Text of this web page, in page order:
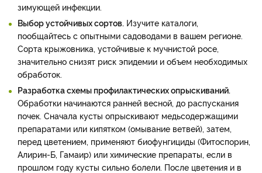
зимующей инфекции.
Выбор устойчивых сортов. Изучите каталоги,
пообщайтесь с опытными садоводами в вашем регионе.
Сорта крыжовника, устойчивые к мучнистой росе,
значительно снизят риск эпидемии и объем необходимых
обработок.
Разработка схемы профилактических опрыскиваний.
Обработки начинаются ранней весной, до распускания
почек. Сначала кусты опрыскивают медьсодержащими
препаратами или кипятком (омывание ветвей), затем,
перед цветением, применяют биофунгициды (Фитоспорин,
Алирин-Б, Гамаир) или химические препараты, если в
прошлом году кусты сильно болели. После цветения и в